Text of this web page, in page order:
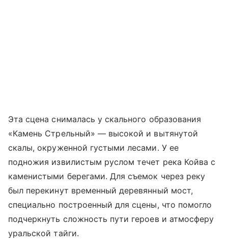
Эта сцена снималась у скального образования
«Камень Стрельный» — высокой и вытянутой
скалы, окруженной густыми лесами. У ее
подножия извилистым руслом течет река Койва с
каменистыми берегами. Для съемок через реку
был перекинут временный деревянный мост,
специально построенный для сцены, что помогло
подчеркнуть сложность пути героев и атмосферу
уральской тайги.